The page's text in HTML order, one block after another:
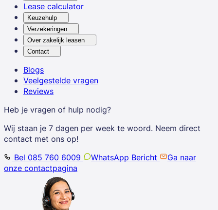
Lease calculator
Keuzehulp
Verzekeringen
Over zakelijk leasen
Contact
Blogs
Veelgestelde vragen
Reviews
Heb je vragen of hulp nodig?
Wij staan je 7 dagen per week te woord. Neem direct
contact met ons op!
Bel 085 760 6009
WhatsApp Bericht
Ga naar
onze contactpagina